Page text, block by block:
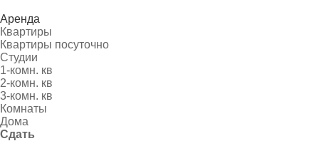
Аренда
Квартиры
Квартиры посуточно
Студии
1-комн. кв
2-комн. кв
3-комн. кв
Комнаты
Дома
Сдать